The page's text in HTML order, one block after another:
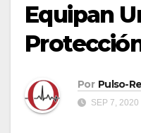
Equipan
Por Pulso-
SEP 7, 2020